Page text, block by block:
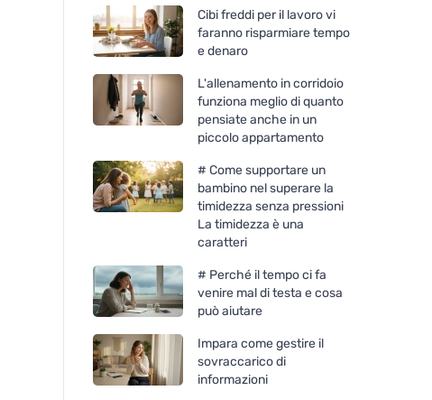
Cibi freddi per il lavoro vi
faranno risparmiare tempo
e denaro
L'allenamento in corridoio
funziona meglio di quanto
pensiate anche in un
piccolo appartamento
# Come supportare un
bambino nel superare la
timidezza senza pressioni
La timidezza è una
caratteri
# Perché il tempo ci fa
venire mal di testa e cosa
può aiutare
Impara come gestire il
sovraccarico di
informazioni